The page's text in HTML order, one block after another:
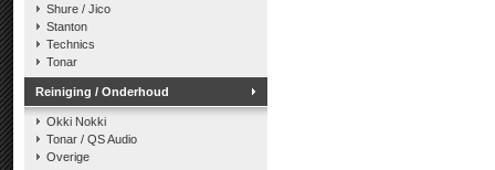
Shure / Jico
Stanton
Technics
Tonar
Reiniging / Onderhoud
Okki Nokki
Tonar / QS Audio
Overige